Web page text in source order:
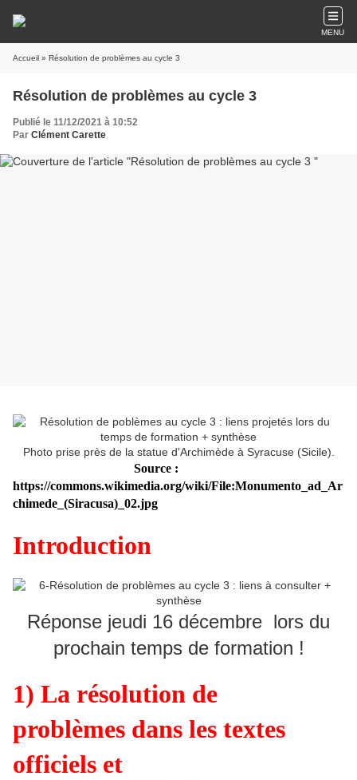
MENU
Accueil » Résolution de problèmes au cycle 3
Résolution de problèmes au cycle 3
Publié le 11/12/2021 à 10:52
Par Clément Carette
Photo prise près de la statue d'Archimède à Syracuse (Sicile).
Source :
https://commons.wikimedia.org/wiki/File:Monumento_ad_Ar
chimede_(Siracusa)_02.jpg
Introduction
Réponse jeudi 16 décembre lors du
prochain temps de formation !
1) La résolution de
problèmes dans les textes
officiels et